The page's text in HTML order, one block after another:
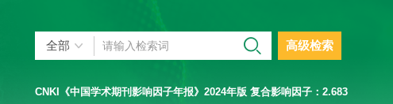
高级检索
CNKI《中国学术期刊影响因子年报》2024年版 复合影响因子： 2.683